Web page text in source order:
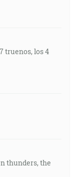
truenos, los 4
thunders, the